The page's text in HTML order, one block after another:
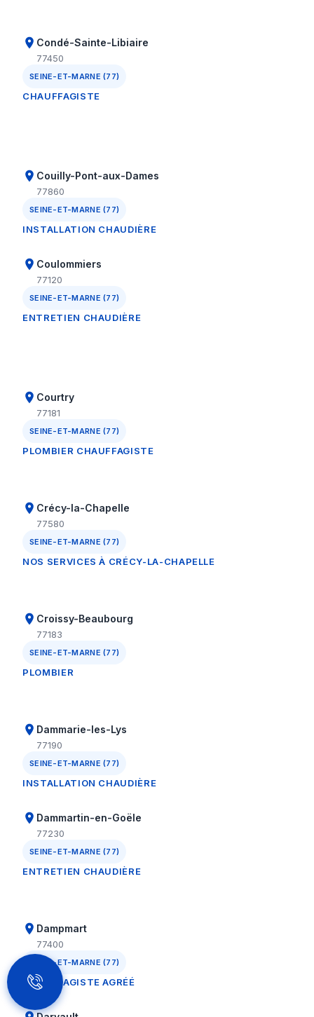
Condé-Sainte-Libiaire
77450
SEINE-ET-MARNE (77)
CHAUFFAGISTE
Couilly-Pont-aux-Dames
77860
SEINE-ET-MARNE (77)
INSTALLATION CHAUDIÈRE
Coulommiers
77120
SEINE-ET-MARNE (77)
ENTRETIEN CHAUDIÈRE
Courtry
77181
SEINE-ET-MARNE (77)
PLOMBIER CHAUFFAGISTE
Crécy-la-Chapelle
77580
SEINE-ET-MARNE (77)
NOS SERVICES À CRÉCY-LA-CHAPELLE
Croissy-Beaubourg
77183
SEINE-ET-MARNE (77)
PLOMBIER
Dammarie-les-Lys
77190
SEINE-ET-MARNE (77)
INSTALLATION CHAUDIÈRE
Dammartin-en-Goële
77230
SEINE-ET-MARNE (77)
ENTRETIEN CHAUDIÈRE
Dampmart
77400
SEINE-ET-MARNE (77)
CHAUFFAGISTE AGRÉÉ